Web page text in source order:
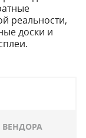
реальности,
доски и